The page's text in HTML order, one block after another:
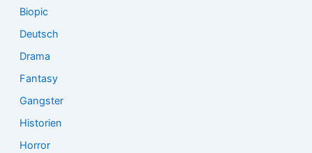
Biopic
Deutsch
Drama
Fantasy
Gangster
Historien
Horror